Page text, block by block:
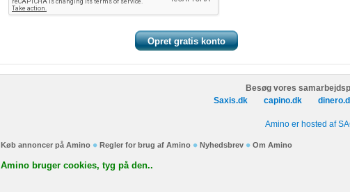
Besøg vores
Saxis.dk
capino.dk
Amino er hosted af
Køb annoncer på Amino Regler for brug af Amino Nyhedsbrev Om Amino
Amino bruger cookies, tyg på den..